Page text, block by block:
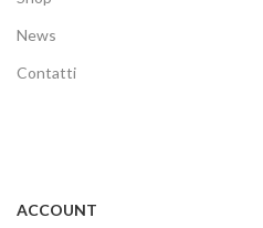
News
Contatti
ACCOUNT